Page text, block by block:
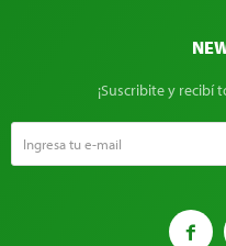

¡Suscribite y recibí